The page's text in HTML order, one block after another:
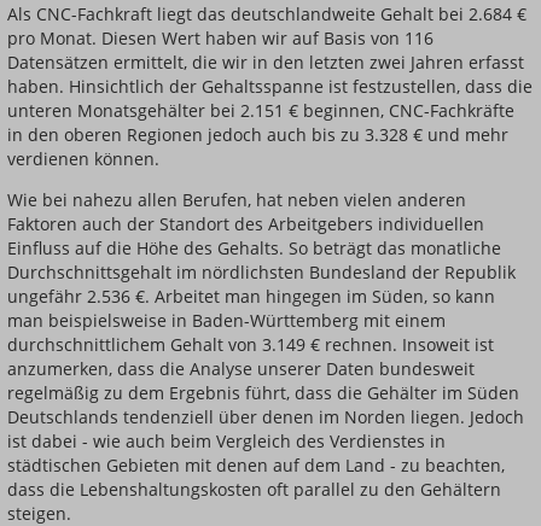
Als CNC-Fachkraft liegt das deutschlandweite Gehalt bei 2.684 €
pro Monat. Diesen Wert haben wir auf Basis von 116
Datensätzen ermittelt, die wir in den letzten zwei Jahren erfasst
haben. Hinsichtlich der Gehaltsspanne ist festzustellen, dass die
unteren Monatsgehälter bei 2.151 € beginnen, CNC-Fachkräfte
in den oberen Regionen jedoch auch bis zu 3.328 € und mehr
verdienen können.
Wie bei nahezu allen Berufen, hat neben vielen anderen
Faktoren auch der Standort des Arbeitgebers individuellen
Einfluss auf die Höhe des Gehalts. So beträgt das monatliche
Durchschnittsgehalt im nördlichsten Bundesland der Republik
ungefähr 2.536 €. Arbeitet man hingegen im Süden, so kann
man beispielsweise in Baden-Württemberg mit einem
durchschnittlichem Gehalt von 3.149 € rechnen. Insoweit ist
anzumerken, dass die Analyse unserer Daten bundesweit
regelmäßig zu dem Ergebnis führt, dass die Gehälter im Süden
Deutschlands tendenziell über denen im Norden liegen. Jedoch
ist dabei - wie auch beim Vergleich des Verdienstes in
städtischen Gebieten mit denen auf dem Land - zu beachten,
dass die Lebenshaltungskosten oft parallel zu den Gehältern
steigen.